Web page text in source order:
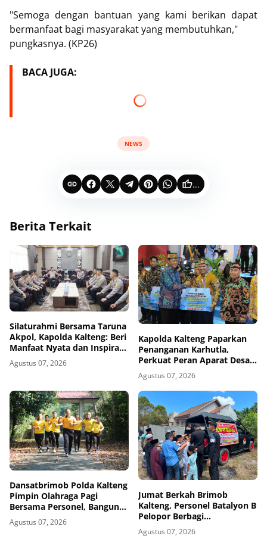
"Semoga dengan bantuan yang kami berikan dapat
bermanfaat bagi masyarakat yang membutuhkan,"
pungkasnya. (KP26)
BACA JUGA:
NEWS
...
Berita Terkait
Silaturahmi Bersama Taruna
Akpol, Kapolda Kalteng: Beri
Manfaat Nyata dan Inspiratif
Bagi Siswa di Sekolah Rakyat
Agustus 07, 2026
Kapolda Kalteng Paparkan
Penanganan Karhutla,
Perkuat Peran Aparat Desa
dalam Pencegahan
Agustus 07, 2026
Dansatbrimob Polda Kalteng
Pimpin Olahraga Pagi
Bersama Personel, Bangun
Kebersamaan Lewat Lari ke
Bukit Baranahu
Agustus 07, 2026
Jumat Berkah Brimob
Kalteng, Personel Batalyon B
Pelopor Berbagi
Kebahagiaan Bersama
Agustus 07, 2026